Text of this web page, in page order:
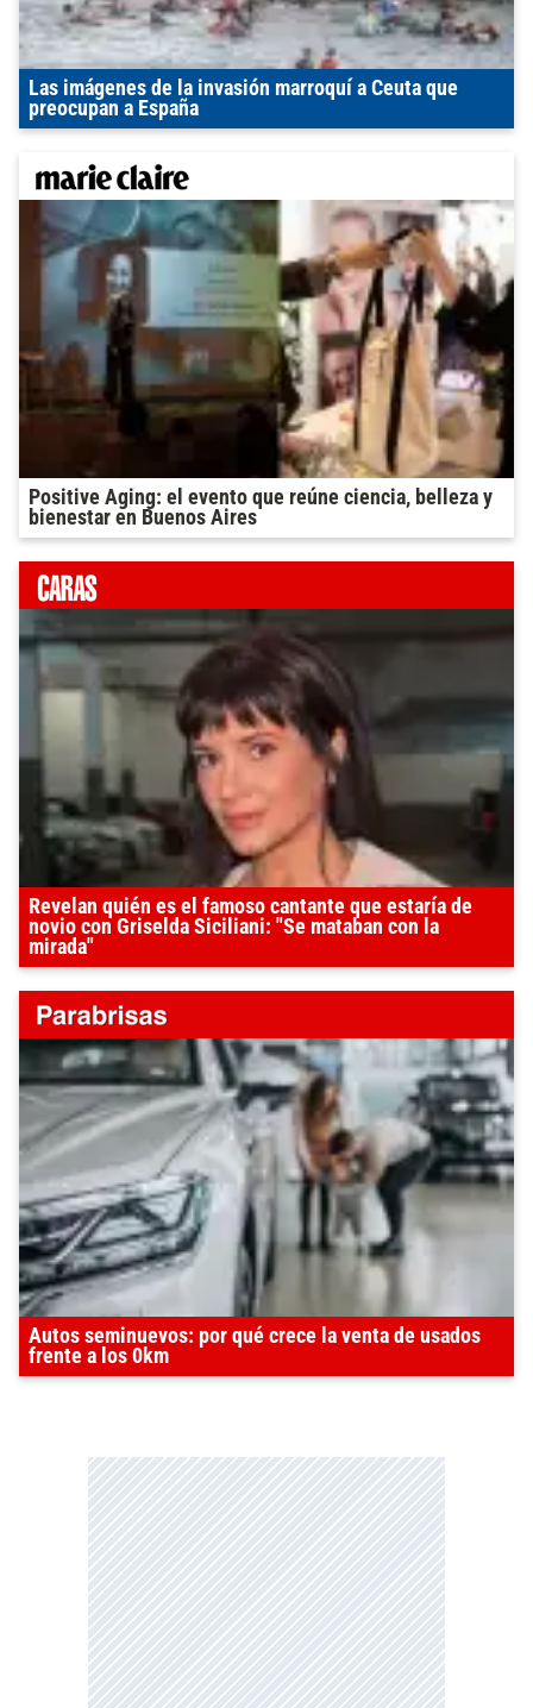
Las imágenes de la invasión marroquí a Ceuta que
preocupan a España
Positive Aging: el evento que reúne ciencia, belleza y
bienestar en Buenos Aires
Revelan quién es el famoso cantante que estaría de
novio con Griselda Siciliani: "Se mataban con la
mirada"
Autos seminuevos: por qué crece la venta de usados
frente a los 0km